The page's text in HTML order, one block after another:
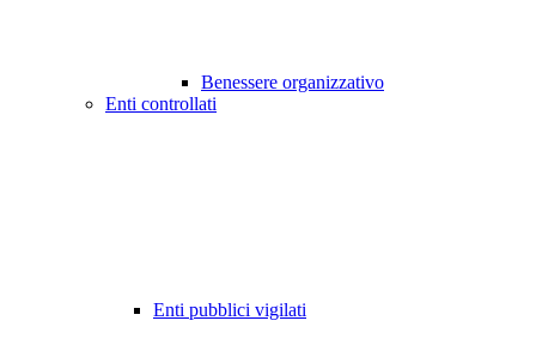
Benessere organizzativo
Enti controllati
Enti pubblici vigilati